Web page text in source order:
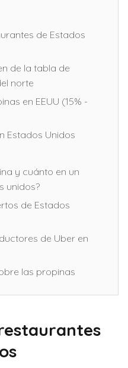
de Estados
de la tabla de
norte
en EEUU (15% -
Estados Unidos
y cuánto en un
unidos?
de Estados
de Uber en
las propinas